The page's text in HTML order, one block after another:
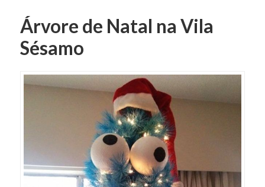
Árvore de Natal na Vila
Sésamo